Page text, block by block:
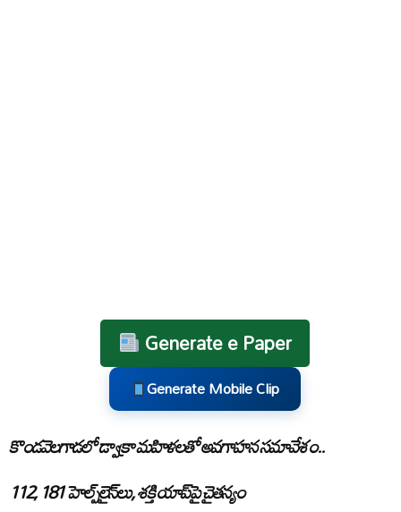
Generate e Paper
Generate Mobile Clip
కొండవెలగాడలో డ్వాక్రా మహిళలతో అవగాహన సమావేశం..
112, 181 హెల్ప్‌లైన్‌లు, శక్తి యాప్‌పై చైతన్యం